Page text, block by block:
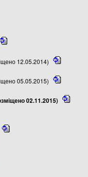
12.05.2014)
05.05.2015)
02.11.2015)